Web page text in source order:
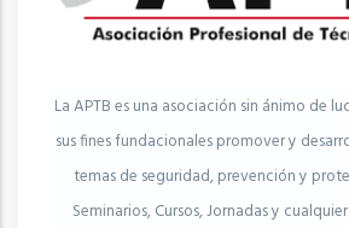
La APTB es una asociación sin ánimo de
sus fines fundacionales promover y
temas de seguridad, prevención y
Seminarios, Cursos, Jornadas y